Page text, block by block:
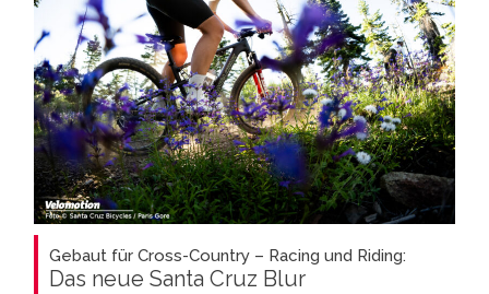
Gebaut für Cross-Country – Racing und Riding:
Das neue Santa Cruz Blur